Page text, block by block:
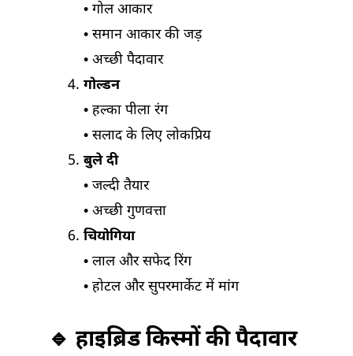
• गोल आकार
• समान आकार की जड़
• अच्छी पैदावार
गोल्डन
• हल्का पीला रंग
• सलाद के लिए लोकप्रिय
बुले दी
• जल्दी तैयार
• अच्छी गुणवत्ता
चियोगिया
• लाल और सफेद रिंग
• होटल और सुपरमार्केट में मांग
🔹 हाइब्रिड किस्मों की पैदावार